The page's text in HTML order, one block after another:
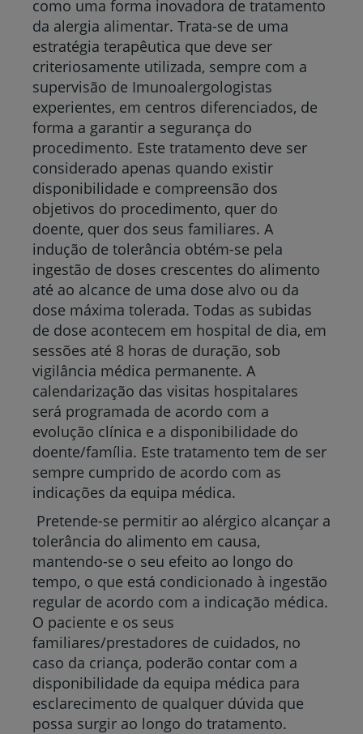
como uma forma inovadora de tratamento
da alergia alimentar. Trata-se de uma
estratégia terapêutica que deve ser
criteriosamente utilizada, sempre com a
supervisão de Imunoalergologistas
experientes, em centros diferenciados, de
forma a garantir a segurança do
procedimento. Este tratamento deve ser
considerado apenas quando existir
disponibilidade e compreensão dos
objetivos do procedimento, quer do
doente, quer dos seus familiares. A
indução de tolerância obtém-se pela
ingestão de doses crescentes do alimento
até ao alcance de uma dose alvo ou da
dose máxima tolerada. Todas as subidas
de dose acontecem em hospital de dia, em
sessões até 8 horas de duração, sob
vigilância médica permanente. A
calendarização das visitas hospitalares
será programada de acordo com a
evolução clínica e a disponibilidade do
doente/família. Este tratamento tem de ser
sempre cumprido de acordo com as
indicações da equipa médica.
Pretende-se permitir ao alérgico alcançar a
tolerância do alimento em causa,
mantendo-se o seu efeito ao longo do
tempo, o que está condicionado à ingestão
regular de acordo com a indicação médica.
O paciente e os seus
familiares/prestadores de cuidados, no
caso da criança, poderão contar com a
disponibilidade da equipa médica para
esclarecimento de qualquer dúvida que
possa surgir ao longo do tratamento.